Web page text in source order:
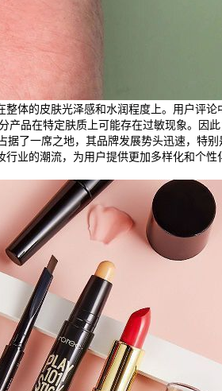
体的皮肤光泽感和水润程度上。用户评
品在特定肤质上可能存在过敏现象。因
了一席之地，其品牌发展势头迅速，特
业的潮流，为用户提供更加多样化和个